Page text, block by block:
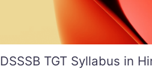
DSSSB TGT Syllabus in